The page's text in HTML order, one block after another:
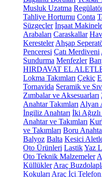
Musluk Uzatma
Tahliye Hortumu Conta
Süzgeçler İnşaat
Arabaları Caraskallar
Keresteler Ahşap
Penceresi Çatı Merdiveni
Sundurma Menfezler
HIRDAVAT EL
Lokma Takımları Çekiç
Tornavida Seramik ve
Zımbalar ve Aksesuarları
Anahtar Takımları Alyan
İngiliz Anahtarı İki
Anahtar ve Takımları
ve Takımları Boru
Balyoz Balta Kesici
Oto Ürünleri LastikYaz
Oto Teknik Malzemeler
Küllükler Araç
Kokuları Araç İçi